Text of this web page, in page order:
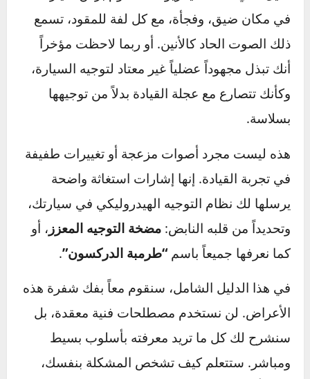
تخيل معي هذا السيناريو: أنت تقوم بركن سيارتك
في مكان ضيق، وفجأة، مع كل لفة للمقود، تسمع
ذلك الصوت الحاد كالأنين. أو ربما لاحظت مؤخراً
أنك تبذل مجهوداً عضلياً غير معتاد لتوجيه السيارة،
بسلاسة.
هذه ليست مجرد أصوات مزعجة أو تغييرات طفيفة
في تجربة القيادة. إنها إشارات استغاثة واضحة
يرسلها لك نظام التوجيه الهيدروليكي في سيارتك،
وتحديداً من قلبه النابض: مضخة التوجيه المعزز
، أو
كما نعرفها جميعاً باسم
“طرمبة الدركسون”
في هذا الدليل الشامل، سنقوم معاً بفك شفرة هذه
الأعراض. لن نستخدم مصطلحات فنية معقدة، بل